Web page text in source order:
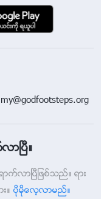
ၿပီ။
လာၿပီျဖစ္သည္။ ရား
။ ပိုမိုေလ့လာမည္။